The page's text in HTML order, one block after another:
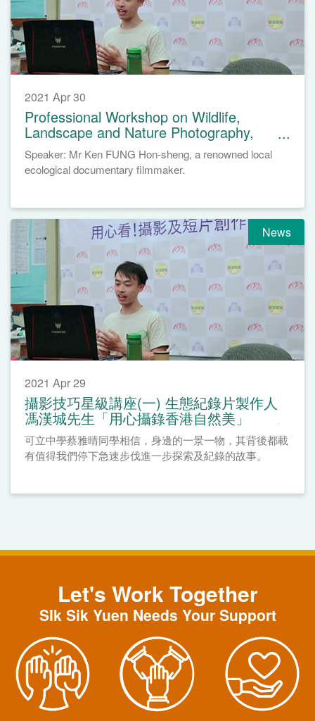
2021 Apr 30
Professional Workshop on Wildlife,
Landscape and Nature Photography,
April 24, 2021
Speaker: Mr Ken FUNG Hon-sheng, a renowned local
ecological documentary filmmaker.
News
2021 Apr 29
攝影技巧星級講座(一) 生態紀錄片製作人
馮漢城先生「用心攝錄香港自然美」
可立中學蔡雅晴同學相信，身邊的一景一物，其背後都載
有值得我們停下急速步伐進一步探索及紀錄的故事。
Let's Work Together
SIk Sik Yuen Needs Your Support